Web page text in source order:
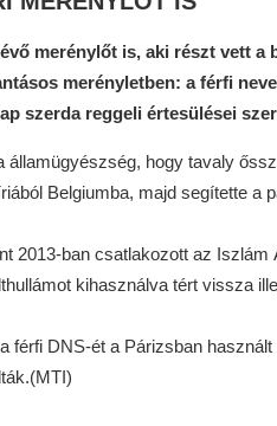
merénylőt is, aki részt vett a
merényletben: a férfi
szerda reggeli értesülései
államügyészség, hogy tavaly
Belgiumba, majd segítette a
2013-ban csatlakozott az Iszlám
kihasználva tért vissza
férfi DNS-ét a Párizsban használt